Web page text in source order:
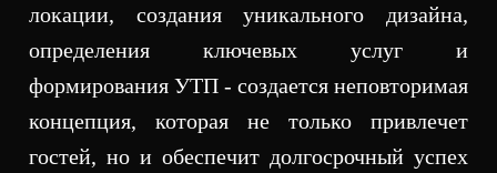
локации, создания уникального дизайна,
определения ключевых услуг и
формирования УТП - создается неповторимая
концепция, которая не только привлечет
гостей, но и обеспечит долгосрочный успех